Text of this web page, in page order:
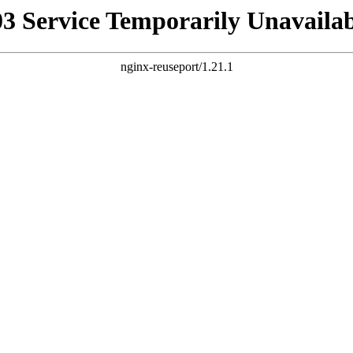
Service Temporarily
nginx-reuseport/1.21.1